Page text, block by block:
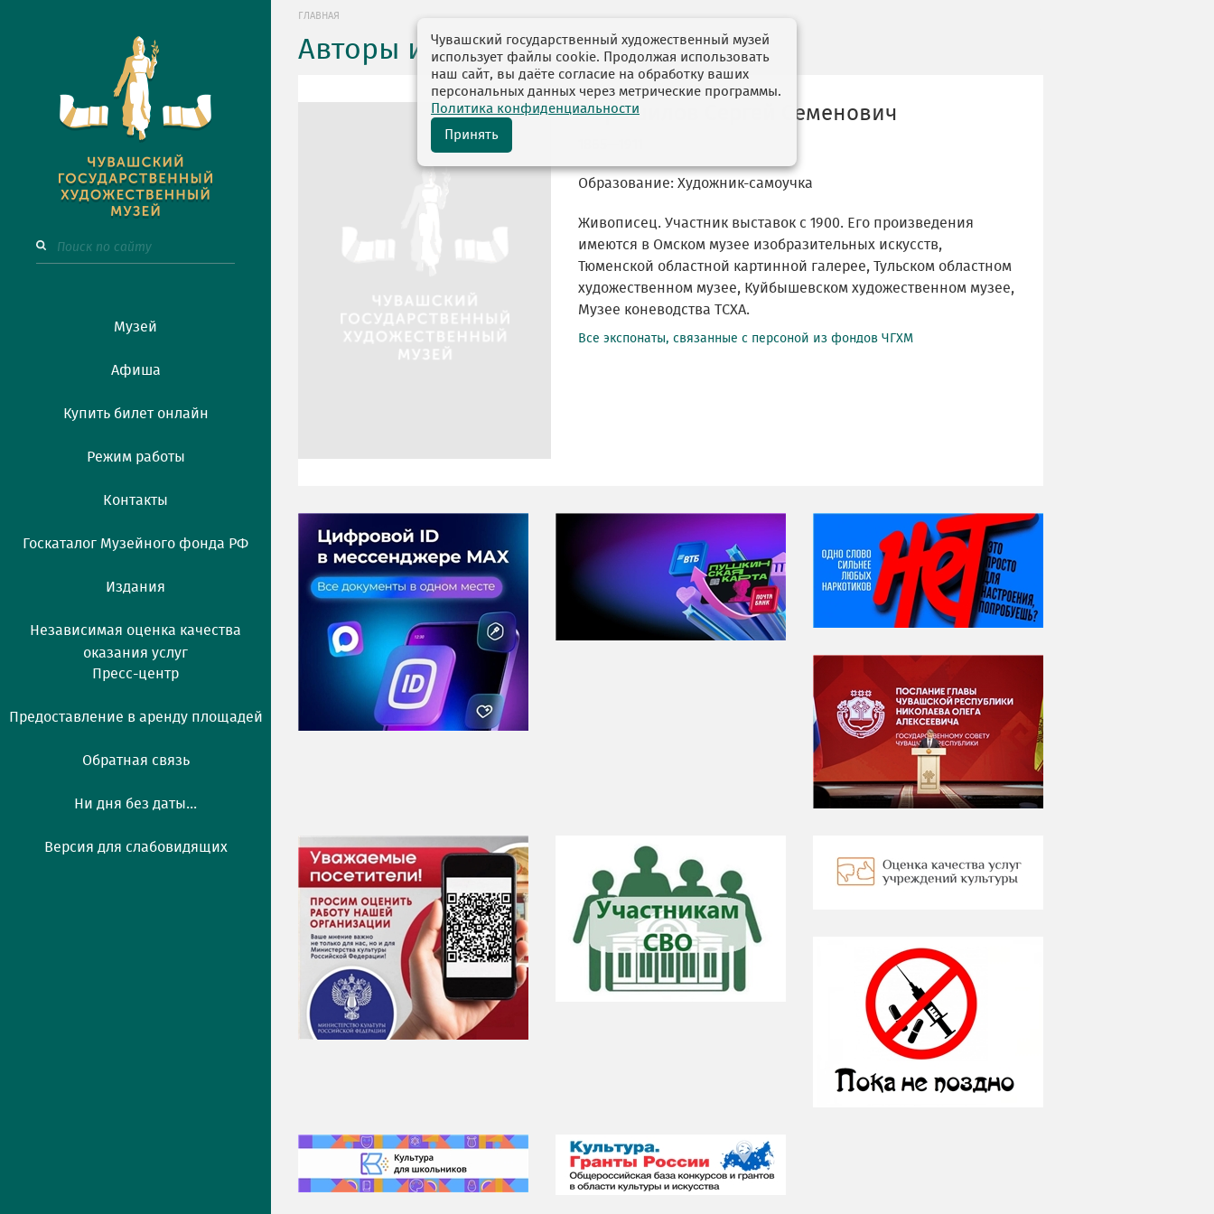
Музей
Афиша
Купить билет онлайн
Режим работы
Контакты
Госкаталог Музейного фонда РФ
Издания
Независимая оценка качества
оказания услуг
Пресс-центр
Предоставление в аренду площадей
Обратная связь
Ни дня без даты...
Версия для слабовидящих
ГЛАВНАЯ
Авторы и персоналии
Ворошилов Сергей Семенович
Образование: Художник-самоучка
Живописец. Участник выставок с 1900. Его произведения
имеются в Омском музее изобразительных искусств,
Тюменской областной картинной галерее, Тульском областном
художественном музее, Куйбышевском художественном музее,
Музее коневодства ТСХА.
Все экспонаты, связанные с персоной из фондов ЧГХМ
НИ ДНЯ БЕЗ ДАТЫ...
07 августа
Я встретил вас – и
всё былое...
Чувашский государственный художественный музей
использует файлы cookie. Продолжая использовать
наш сайт, вы даёте согласие на обработку ваших
персональных данных через метрические программы.
Политика конфиденциальности
Принять